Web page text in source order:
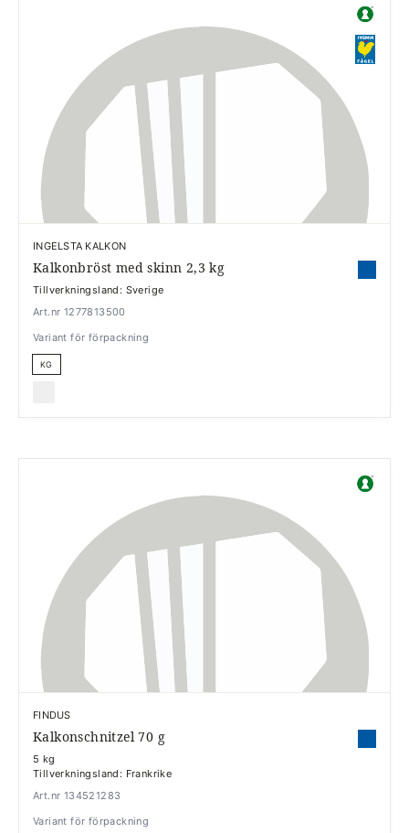
INGELSTA KALKON
Kalkonbröst med skinn 2,3 kg
Tillverkningsland: Sverige
Art.nr 1277813500
Variant för förpackning
KG
FINDUS
Kalkonschnitzel 70 g
5 kg
Tillverkningsland: Frankrike
Art.nr 134521283
Variant för förpackning